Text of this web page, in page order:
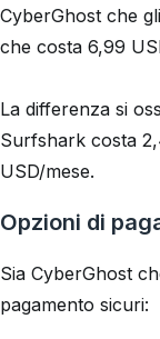
CyberGhost che
che costa 6,99
La differenza si
Surfshark costa
USD/mese.
Opzioni di
Sia CyberGhost
pagamento sicuri: